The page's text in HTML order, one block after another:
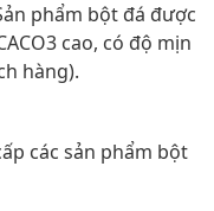
phẩm bột đá được
cao, có độ mịn
hàng).
các sản phẩm bột